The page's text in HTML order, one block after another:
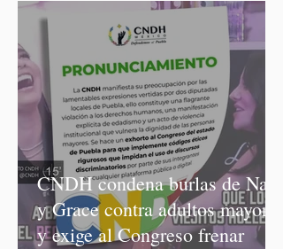
CNDH condena burlas de Nay
y Grace contra adultos mayores
y exige al Congreso frenar